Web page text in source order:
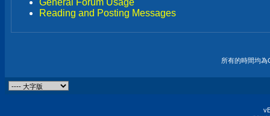
General Forum Usage
Reading and Posting Messages
所有的時間均為